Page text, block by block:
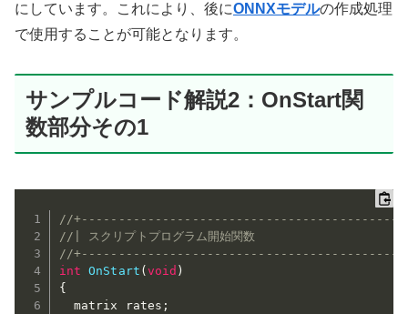
にしています。これにより、後にONNXモデルの作成処理
で使用することが可能となります。
サンプルコード解説2：OnStart関
数部分その1
//
//| スクリプトプログラム開始関数
//
int
OnStart ( void )
{
  matrix rates
;